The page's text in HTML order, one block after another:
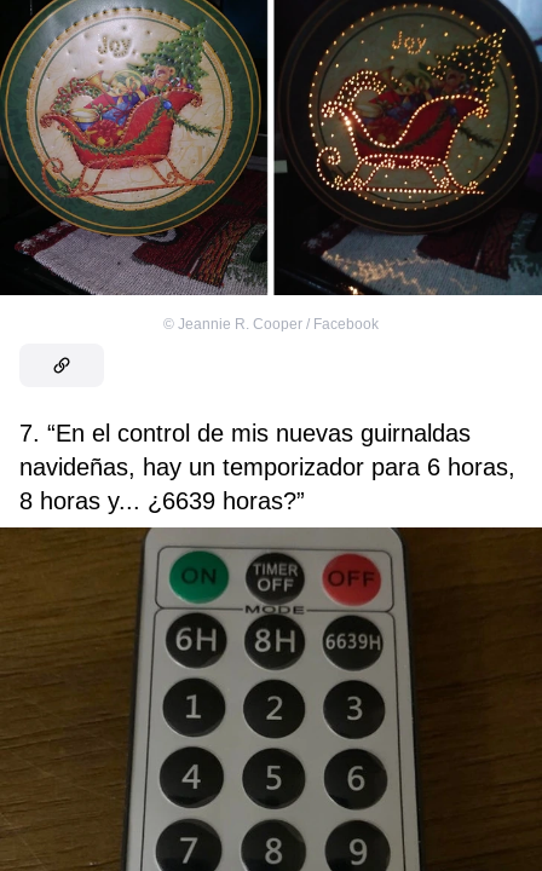
© Jeannie R. Cooper / Facebook
7. “En el control de mis nuevas guirnaldas
navideñas, hay un temporizador para 6 horas,
8 horas y... ¿6639 horas?”